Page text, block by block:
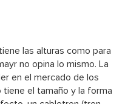
las alturas como para
no opina lo mismo. La
en el mercado de los
el tamaño y la forma